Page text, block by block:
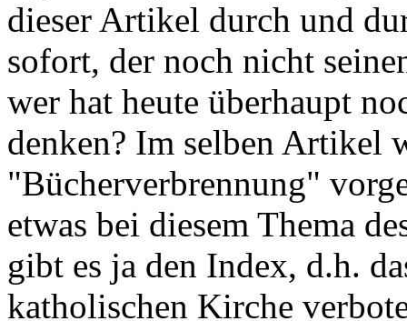
dieser Artikel durch und
sofort, der noch nicht
wer hat heute überhaupt
denken? Im selben Artikel
"Bücherverbrennung"
etwas bei diesem Thema
gibt es ja den Index, d.h.
katholischen Kirche